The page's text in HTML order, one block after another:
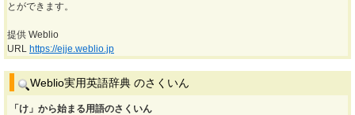
とができます。
提供 Weblio
URL https://ejje.weblio.jp
Weblio実用英語辞典 のさくいん
「け」から始まる用語のさくいん